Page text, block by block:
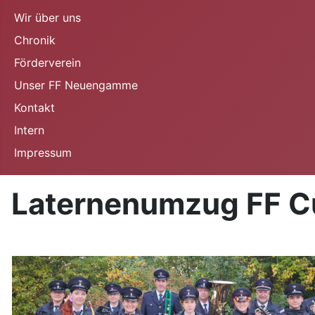
Wir über uns
Chronik
Förderverein
Unser FF Neuengamme
Kontakt
Intern
Impressum
Laternenumzug FF